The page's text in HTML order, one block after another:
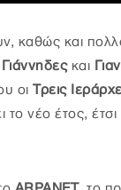
καθώς και
Γιάννηδεςκαι
οι Τρεις
νέο έτος,